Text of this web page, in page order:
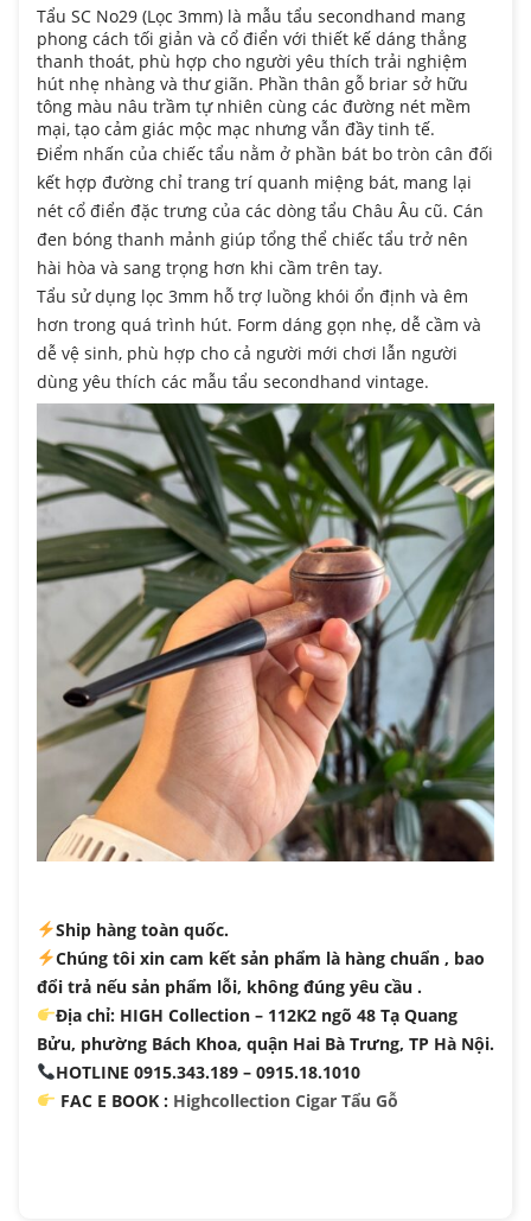
Tẩu SC No29 (Lọc 3mm) là mẫu tẩu secondhand mang
phong cách tối giản và cổ điển với thiết kế dáng thẳng
thanh thoát, phù hợp cho người yêu thích trải nghiệm
hút nhẹ nhàng và thư giãn. Phần thân gỗ briar sở hữu
tông màu nâu trầm tự nhiên cùng các đường nét mềm
mại, tạo cảm giác mộc mạc nhưng vẫn đầy tinh tế.
Điểm nhấn của chiếc tẩu nằm ở phần bát bo tròn cân đối
kết hợp đường chỉ trang trí quanh miệng bát, mang lại
nét cổ điển đặc trưng của các dòng tẩu Châu Âu cũ. Cán
đen bóng thanh mảnh giúp tổng thể chiếc tẩu trở nên
hài hòa và sang trọng hơn khi cầm trên tay.
Tẩu sử dụng lọc 3mm hỗ trợ luồng khói ổn định và êm
hơn trong quá trình hút. Form dáng gọn nhẹ, dễ cầm và
dễ vệ sinh, phù hợp cho cả người mới chơi lẫn người
dùng yêu thích các mẫu tẩu secondhand vintage.
Ship hàng toàn quốc.
Chúng tôi xin cam kết sản phẩm là hàng chuẩn , bao
đổi trả nếu sản phẩm lỗi, không đúng yêu cầu .
Địa chỉ: HIGH Collection – 112K2 ngõ 48 Tạ Quang
Bửu, phường Bách Khoa, quận Hai Bà Trưng, TP Hà Nội.
HOTLINE 0915.343.189 – 0915.18.1010
FAC E BOOK : Highcollection Cigar Tẩu Gỗ